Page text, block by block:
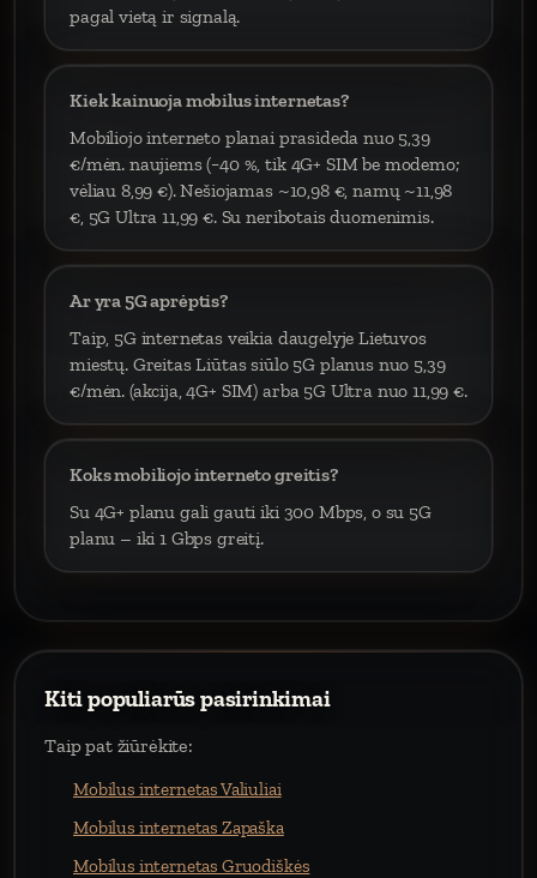
pagal vietą ir signalą.
Kiek kainuoja mobilus internetas?
Mobiliojo interneto planai prasideda nuo 5,39
€/mėn. naujiems (−40 %, tik 4G+ SIM be modemo;
vėliau 8,99 €). Nešiojamas ~10,98 €, namų ~11,98
€, 5G Ultra 11,99 €. Su neribotais duomenimis.
Ar yra 5G aprėptis?
Taip, 5G internetas veikia daugelyje Lietuvos
miestų. Greitas Liūtas siūlo 5G planus nuo 5,39
€/mėn. (akcija, 4G+ SIM) arba 5G Ultra nuo 11,99 €.
Koks mobiliojo interneto greitis?
Su 4G+ planu gali gauti iki 300 Mbps, o su 5G
planu – iki 1 Gbps greitį.
Kiti populiarūs pasirinkimai
Taip pat žiūrėkite:
Mobilus internetas Valiuliai
Mobilus internetas Zapaška
Mobilus internetas Gruodiškės